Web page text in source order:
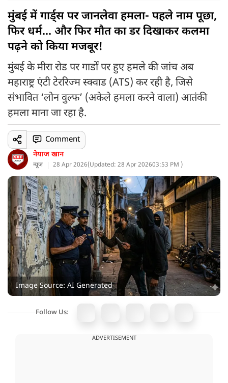
मुंबई में गार्ड्स पर जानलेवा हमला- पहले नाम पूछा,
फिर धर्म... और फिर मौत का डर दिखाकर कलमा
पढ़ने को किया मजबूर!
मुंबई के मीरा रोड पर गार्डों पर हुए हमले की जांच अब
महाराष्ट्र एंटी टेररिज्म स्क्वाड (ATS) कर रही है, जिसे
संभावित ‘लोन वुल्फ’ (अकेले हमला करने वाला) आतंकी
हमला माना जा रहा है.
नेयाज खान
न्यूज 28 Apr 2026(Updated: 28 Apr 202603:53 PM )
Comment
Image Source: AI Generated
Follow Us:
ADVERTISEMENT